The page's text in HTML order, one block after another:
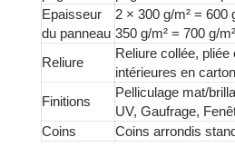
Epaisseur
du panneau
2 × 300 g/m² = 600
350 g/m² = 700 g/
Reliure
Reliure collée, pliée
intérieures en
Finitions
Pelliculage mat/
UV, Gaufrage,
Coins
Coins arrondis